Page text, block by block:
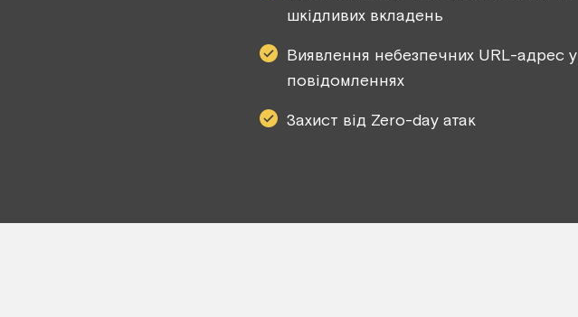
шкідливих вкладень
Виявлення небезпечних URL-адрес у
повідомленнях
Захист від Zero-day атак